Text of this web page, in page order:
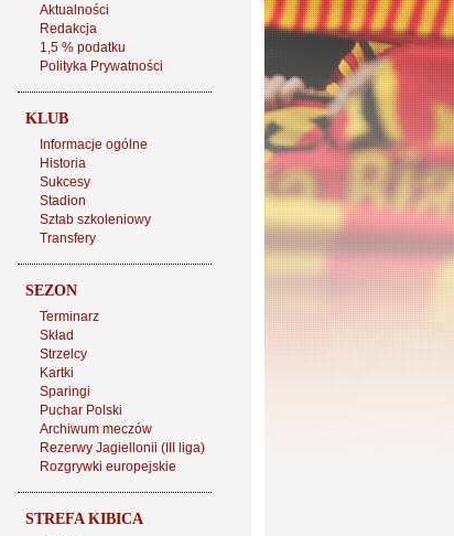
Aktualności
Redakcja
1,5 % podatku
Polityka Prywatności
KLUB
Informacje ogólne
Historia
Sukcesy
Stadion
Sztab szkoleniowy
Transfery
SEZON
Terminarz
Skład
Strzelcy
Kartki
Sparingi
Puchar Polski
Archiwum meczów
Rezerwy Jagiellonii (III liga)
Rozgrywki europejskie
STREFA KIBICA